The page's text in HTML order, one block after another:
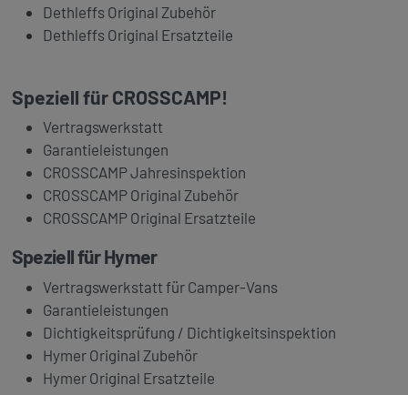
Dethleffs Original Zubehör
Dethleffs Original Ersatzteile
Speziell für CROSSCAMP!
Vertragswerkstatt
Garantieleistungen
CROSSCAMP Jahresinspektion
CROSSCAMP Original Zubehör
CROSSCAMP Original Ersatzteile
Speziell fürHymer
Vertragswerkstatt für Camper-Vans
Garantieleistungen
Dichtigkeitsprüfung / Dichtigkeitsinspektion
Hymer Original Zubehör
Hymer Original Ersatzteile